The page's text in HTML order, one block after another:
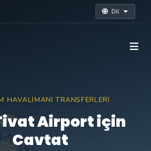
Dil
HAVALIMANI TRANSFERLERI
Airport için
Cavtat